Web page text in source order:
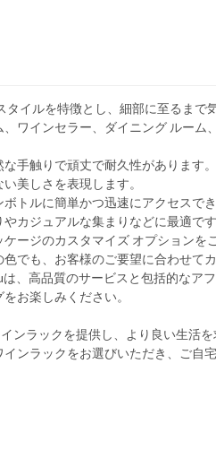
タイルを特徴とし、細部に至るまで
ワインセラー、ダイニング ルーム
手触りで頑丈で耐久性があります
美しさを表現します。
トルに簡単かつ迅速にアクセスで
カジュアルな集まりなどに最適です
ージのカスタマイズ オプションを
でも、お客様のご要望に合わせて
、高品質のサービスと包括的なア
お楽しみください。
ンラックを提供し、より良い生活
ンラックをお選びいただき、ご自